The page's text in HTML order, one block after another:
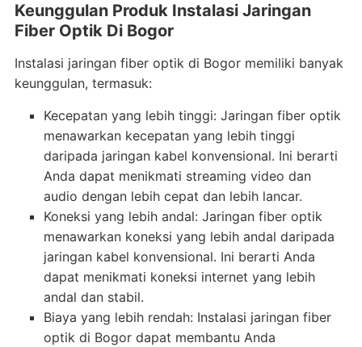
Keunggulan Produk Instalasi Jaringan
Fiber Optik Di Bogor
Instalasi jaringan fiber optik di Bogor memiliki banyak
keunggulan, termasuk:
Kecepatan yang lebih tinggi: Jaringan fiber optik
menawarkan kecepatan yang lebih tinggi
daripada jaringan kabel konvensional. Ini berarti
Anda dapat menikmati streaming video dan
audio dengan lebih cepat dan lebih lancar.
Koneksi yang lebih andal: Jaringan fiber optik
menawarkan koneksi yang lebih andal daripada
jaringan kabel konvensional. Ini berarti Anda
dapat menikmati koneksi internet yang lebih
andal dan stabil.
Biaya yang lebih rendah: Instalasi jaringan fiber
optik di Bogor dapat membantu Anda